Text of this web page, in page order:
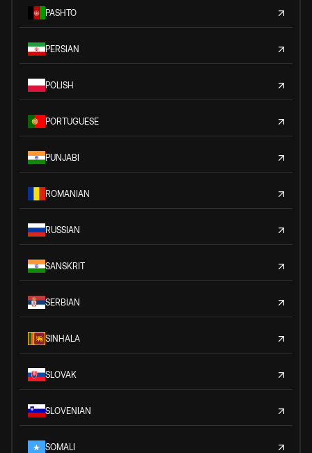
PASHTO
PERSIAN
POLISH
PORTUGUESE
PUNJABI
ROMANIAN
RUSSIAN
SANSKRIT
SERBIAN
SINHALA
SLOVAK
SLOVENIAN
SOMALI